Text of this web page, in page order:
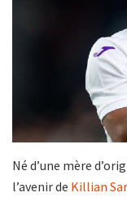
Né d’une mère
l’avenir de Killian